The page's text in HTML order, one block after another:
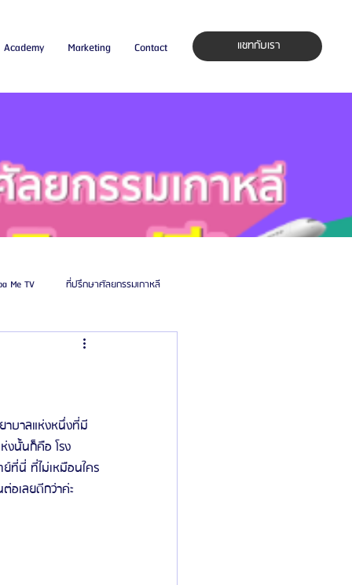
Academy Marketing Contact แชทกับเรา
Me TV ที่ปรึกษาศัลยกรรมเกาหลี
ศัลยแพทย์ ประเทศเกาหลี
Consultant คู่มือศัลยกรรม
าบาลแห่งหนึ่งที่มี
งนั้นก็คือ โรง
ที่นี่ ที่ไม่เหมือนใคร
อเลยดีกว่าค่ะ